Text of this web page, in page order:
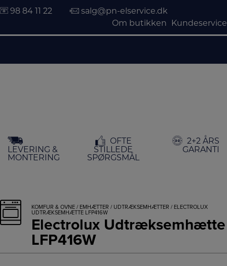
indholdet
98 84 11 22
salg@pn-elservice.dk
Om butikken
Kundeservice
LEVERING &
MONTERING
OFTE
STILLEDE
SPØRGSMÅL
2+2 ÅRS
GARANTI
KOMFUR & OVNE / EMHÆTTER / UDTRÆKSEMHÆTTER / ELECTROLUX
UDTRÆKSEMHÆTTE LFP416W
Electrolux Udtræksemhætte
LFP416W